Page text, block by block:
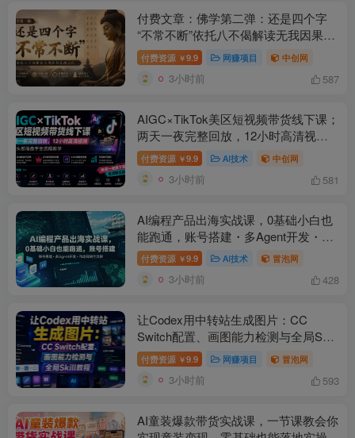
付费文章：佛学第二弹：还是四个字
“不常不断”依托八不偈解读无我因果连
续之理
付费资源 ￥9.9 网赚项目 中创网
3小时前 587
AIGC×TikTok美区短视频带货线下课；
两天一夜完整回放，12小时高清视频
收录头部操盘手全流程教学
付费资源 ￥9.9 AI技术 中创网
3小时前 581
AI编程产品出海实战课，0基础小白也
能跑通，账号搭建・多Agent开发・市
场调研全流程，月入千刀跨境变现教程
(更新)
付费资源 ￥9.9 AI技术 冒泡网
3小时前 428
让Codex用中转站生成图片：CC
Switch配置、画图能力检测与全局Skill
教程
付费资源 ￥9.9 网赚项目 冒泡网
3小时前 593
AI童装爆款带货实战课，一节课教会你